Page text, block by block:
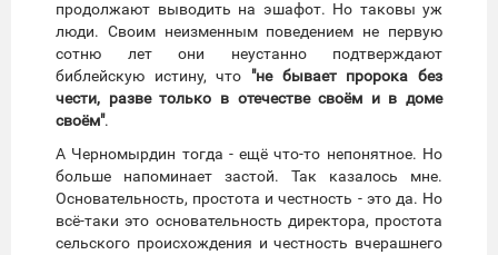
продолжают выводить на эшафот. Но таковы уж
люди. Своим неизменным поведением не первую
сотню лет они неустанно подтверждают
библейскую истину, что "не бывает пророка без
чести, разве только в отечестве своём и в доме
своём".
А Черномырдин тогда - ещё что-то непонятное. Но
больше напоминает застой. Так казалось мне.
Основательность, простота и честность - это да. Но
всё-таки это основательность директора, простота
сельского происхождения и честность вчерашнего